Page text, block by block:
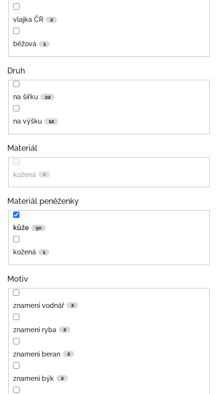
vlajka ČR 2
běžová 1
Druh
na šířku 22
na výšku 12
Materiál
kožená 0
Materiál peněženky
kůže 90
kožená 1
Motiv
znamení vodnář 2
znamení ryba 2
znamení beran 2
znamení býk 2